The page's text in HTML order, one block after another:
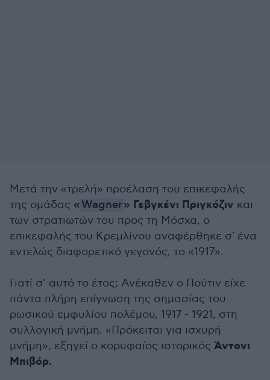
Μετά την «τρελή» προέλαση του επικεφαλής
της ομάδας «Wagner» Γεβγκένι Πριγκόζιν και
των στρατιωτών του προς τη Μόσχα, ο
επικεφαλής του Κρεμλίνου αναφέρθηκε σ' ένα
εντελώς διαφορετικό γεγονός, το «1917».
Γιατί σ’ αυτό το έτος; Ανέκαθεν ο Πούτιν είχε
πάντα πλήρη επίγνωση της σημασίας του
ρωσικού εμφυλίου πολέμου, 1917 - 1921, στη
συλλογική μνήμη. «Πρόκειται για ισχυρή
μνήμη», εξηγεί ο κορυφαίος ιστορικός Άντονι
Μπιβόρ.